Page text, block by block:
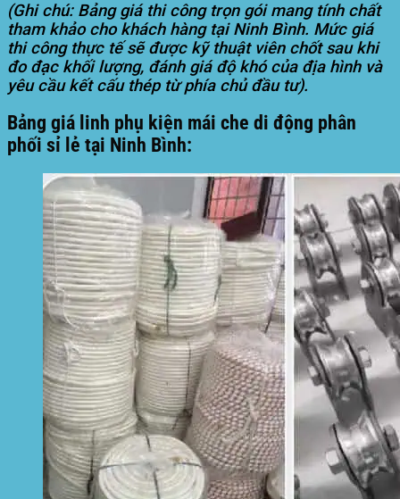
(Ghi chú: Bảng giá thi công trọn gói mang tính chất
tham khảo cho khách hàng tại Ninh Bình. Mức giá
thi công thực tế sẽ được kỹ thuật viên chốt sau khi
đo đạc khối lượng, đánh giá độ khó của địa hình và
yêu cầu kết cấu thép từ phía chủ đầu tư).
Bảng giá linh phụ kiện mái che di động phân
phối sỉ lẻ tại Ninh Bình: